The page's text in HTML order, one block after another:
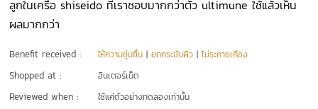
ลูกในเครือ shiseido ที่เราชอบมากกว่าตัว ultimune ใช้แล้วเห็น
ผลมากกว่า
Benefit received : ให้ความชุ่มชื้น |ยกกระชับผิว |ไม่ระคายเคือง
Shopped at : อินเตอร์เน็ต
Reviewed when : ใช้แค่ตัวอย่างทดลองเท่านั้น